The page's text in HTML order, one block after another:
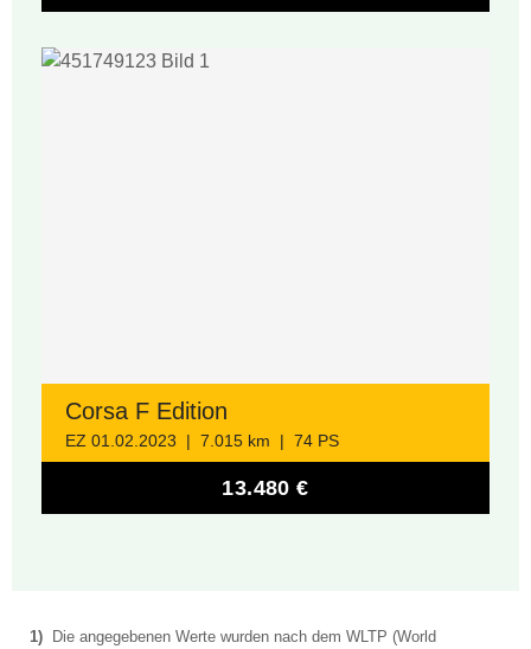
Corsa F Edition
EZ 01.02.2023 | 7.015 km | 74 PS
13.480 €
1) Die angegebenen Werte wurden nach dem WLTP (World